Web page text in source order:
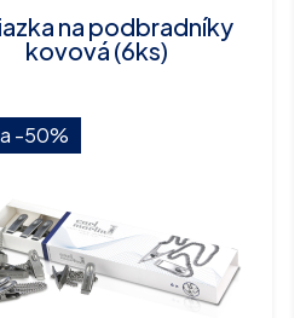
na podbradníky
kovová (6ks)
-50%